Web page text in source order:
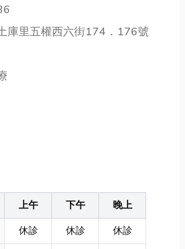
庫里五權西六街174．176號
上午 下午
晚上
休診 休診
休診